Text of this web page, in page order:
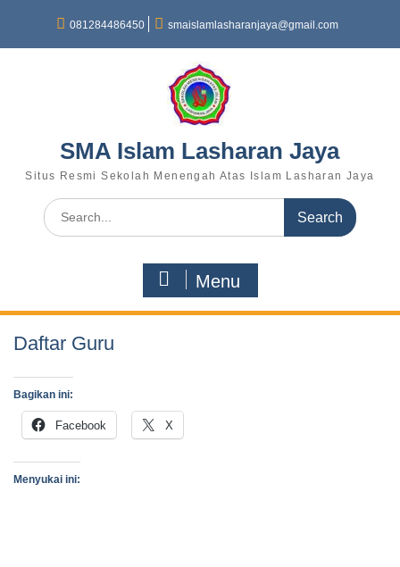
081284486450 smaislamlasharanjaya@gmail.com
SMA Islam Lasharan Jaya
Situs Resmi Sekolah Menengah Atas Islam Lasharan Jaya
Menu
Daftar Guru
Bagikan ini:
Facebook X
Menyukai ini: